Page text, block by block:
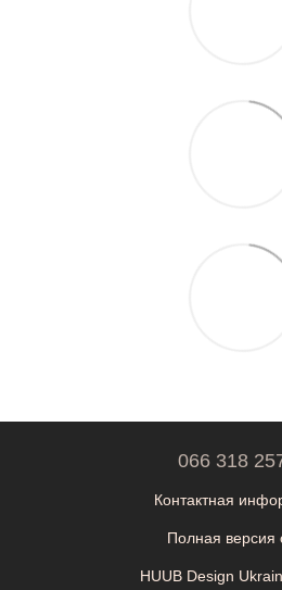
066 318
Контактная
Полная версия
HUUB Design